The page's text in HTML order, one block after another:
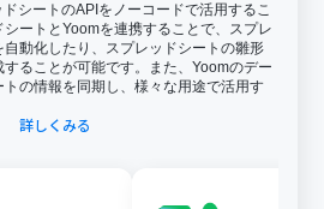
シートのAPIをノーコードで活用するこ
ートとYoomを連携することで、スプレ
動化したり、スプレッドシートの雛形
ることが可能です。また、Yoomのデー
の情報を同期し、様々な用途で活用す
詳しくみる